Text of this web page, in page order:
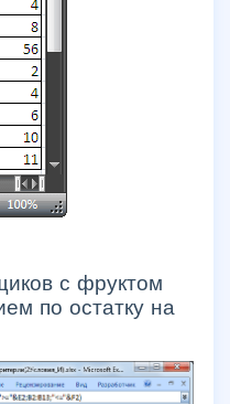
с фруктом
по остатку на